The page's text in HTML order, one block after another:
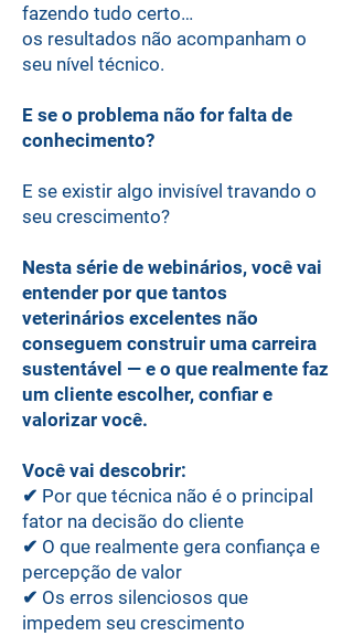
fazendo tudo certo…
os resultados não acompanham o
seu nível técnico.
E se o problema não for falta de
conhecimento?
E se existir algo invisível travando o
seu crescimento?
Nesta série de webinários, você vai
entender por que tantos
veterinários excelentes não
conseguem construir uma carreira
sustentável — e o que realmente faz
um cliente escolher, confiar e
valorizar você.
Você vai descobrir:
✔ Por que técnica não é o principal
fator na decisão do cliente
✔ O que realmente gera confiança e
percepção de valor
✔ Os erros silenciosos que
impedem seu crescimento